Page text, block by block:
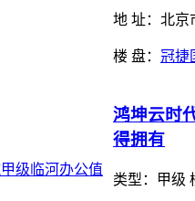
地 址：北京
楼 盘： 冠捷
鸿坤云时
得拥有
类型： 甲级